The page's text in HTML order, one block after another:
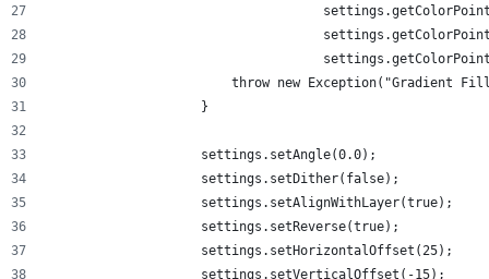
throw new Exception("Gradient
                    }
                    settings.setAngle(0.0);
                    settings.setDither(false);
                    settings.setAlignWithLayer(true);
                    settings.setReverse(true);
                    settings.setHorizontalOffset(25);
                    settings.setVerticalOffset(-15);